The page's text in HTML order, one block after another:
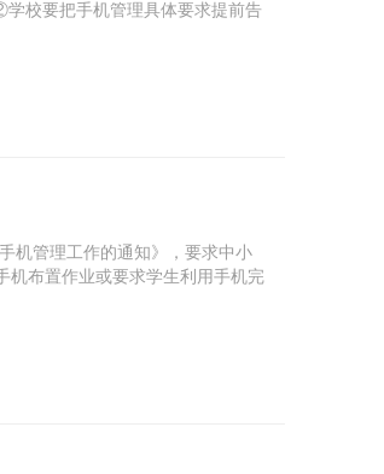
校要把手机管理具体要求提前告
机管理工作的通知》，要求中小
机布置作业或要求学生利用手机完